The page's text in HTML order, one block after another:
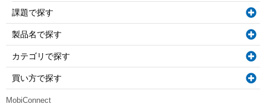
課題で探す
製品名で探す
カテゴリで探す
買い方で探す
MobiConnect